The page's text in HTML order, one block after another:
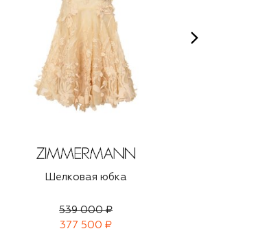
Шелковая юбка
539 000 ₽
377 500 ₽